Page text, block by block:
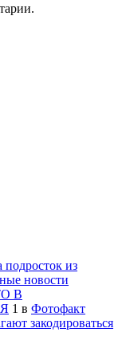
из
новости
В
1 в Фотофакт
закодироваться